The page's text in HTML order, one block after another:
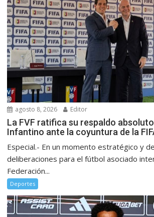
agosto 8, 2026 Editor
La FVF ratifica su respaldo
Infantino ante la coyuntura de la
Especial.- En un momento estratégico y
deliberaciones para el fútbol asociado
Federación...
Deportes